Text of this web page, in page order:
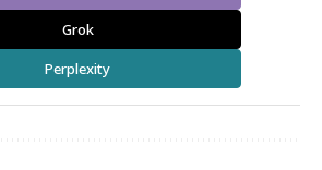
Grok
Perplexity